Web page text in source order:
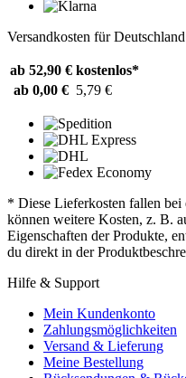
Versandkosten für Deutschland
ab 52,90 € kostenlos*
ab 0,00 € 5,79 €
* Diese Lieferkosten fallen bei
können weitere Kosten, z. B.
Eigenschaften der Produkte,
du direkt in der
Hilfe & Support
Mein Kundenkonto
Zahlungsmöglichkeiten
Versand & Lieferung
Meine Bestellung